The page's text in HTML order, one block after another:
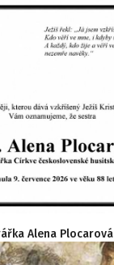
Alena Plocarová